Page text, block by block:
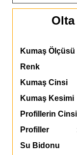
Olta
Kumaş
Renk :
Kumaş
Kumaş
Profillerin
Profiller
Su Bidonu